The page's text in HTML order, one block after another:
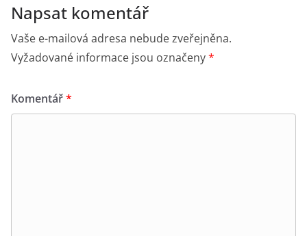
Napsat komentář
Vaše e-mailová adresa nebude zveřejněna.
Vyžadované informace jsou označeny*
Komentář*